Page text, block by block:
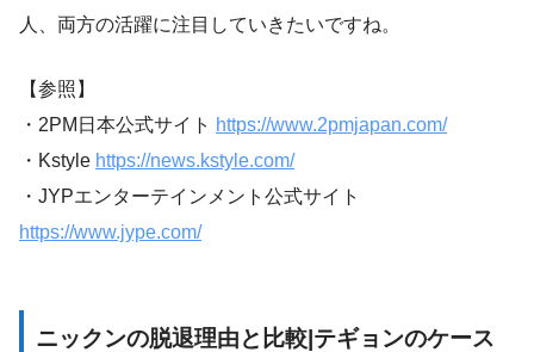
人、両方の活躍に注目していきたいですね。
【参照】
・2PM日本公式サイト https://www.2pmjapan.com/
・Kstyle https://news.kstyle.com/
・JYPエンターテインメント公式サイト
https://www.jype.com/
ニックンの脱退理由と比較|テギョンのケース